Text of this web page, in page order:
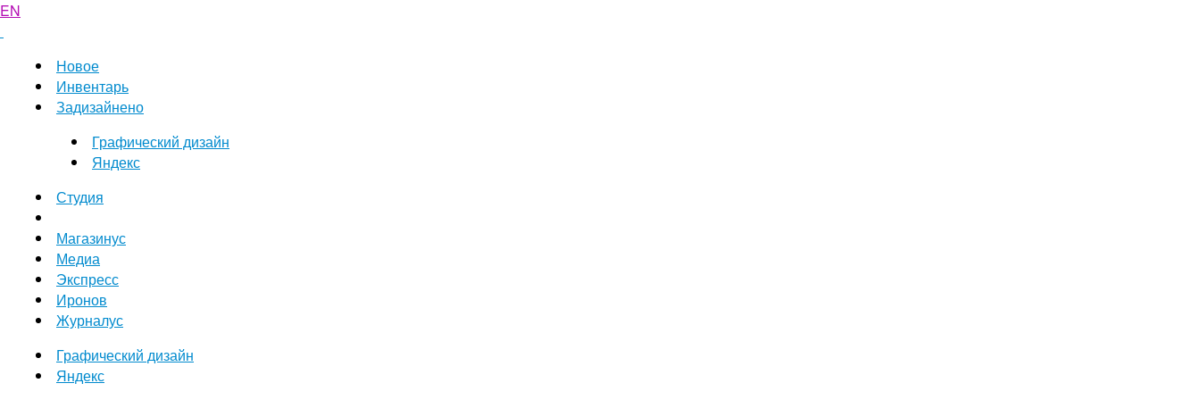
EN
Новое
Инвентарь
Задизайнено
Графический дизайн
Яндекс
Студия
Магазинус
Медиа
Экспресс
Иронов
Журналус
Графический дизайн
Яндекс